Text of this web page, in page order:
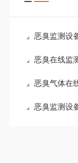
恶臭监测设备：为环境质量把
恶臭在线监测设备效果准确吗
恶臭气体在线监测设备：实时
恶臭监测设备：实时反馈